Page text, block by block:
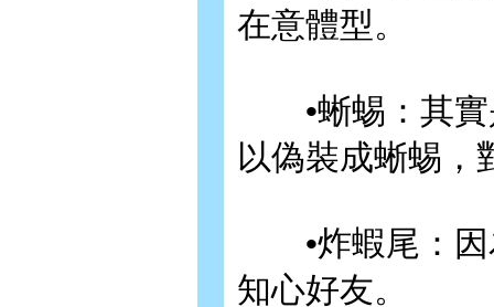
在意體型。
•蜥蜴：其實
以偽裝成蜥蜴，
•炸蝦尾：因
知心好友。